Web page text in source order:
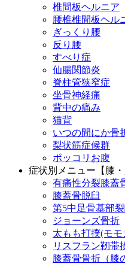
椎間板ヘルニア
腰椎椎間板ヘル
ぎっくり腰
反り腰
すべり症
仙腸関節炎
脊柱管狭窄症
坐骨神経痛
背中の痛み
猫背
いつの間にか骨
梨状筋症候群
ポッコリお腹
症状別メニュー【膝・
有痛性分裂膝蓋
膝蓋骨脱臼
第5中足骨基部
ジョーンズ骨折
太もも打撲(モモ
リスフラン靭帯
膝蓋骨骨折（膝